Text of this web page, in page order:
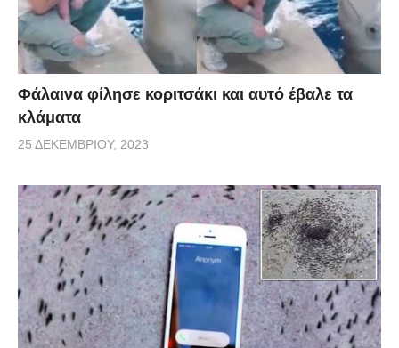
Φάλαινα φίλησε κοριτσάκι και αυτό έβαλε τα
κλάματα
25 ΔΕΚΕΜΒΡΊΟΥ, 2023